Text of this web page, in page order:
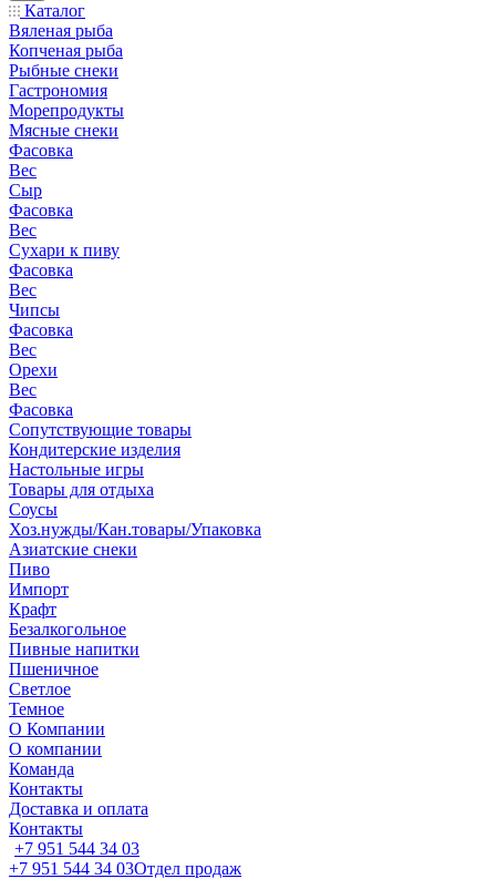
Каталог
Вяленая рыба
Копченая рыба
Рыбные снеки
Гастрономия
Морепродукты
Мясные снеки
Фасовка
Вес
Сыр
Фасовка
Вес
Сухари к пиву
Фасовка
Вес
Чипсы
Фасовка
Вес
Орехи
Вес
Фасовка
Сопутствующие товары
Кондитерские изделия
Настольные игры
Товары для отдыха
Соусы
Хоз.нужды/Кан.товары/Упаковка
Азиатские снеки
Пиво
Импорт
Крафт
Безалкогольное
Пивные напитки
Пшеничное
Светлое
Темное
О Компании
О компании
Команда
Контакты
Доставка и оплата
Контакты
+7 951 544 34 03
+7 951 544 34 03Отдел продаж